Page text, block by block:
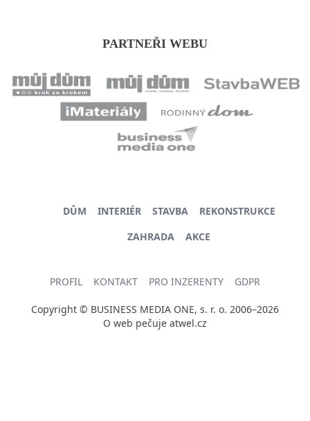
PARTNEŘI WEBU
DŮM INTERIÉR STAVBA
REKONSTRUKCE
ZAHRADA
AKCE
PROFIL KONTAKT PRO INZERENTY GDPR
Copyright © BUSINESS MEDIA ONE, s. r. o. 2006–2026